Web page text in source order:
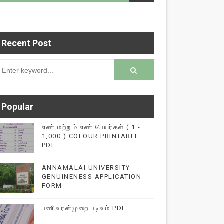
மின்னல் கல்விச் செய்தி
Recent Post
Popular
எண் மற்றும் எண் பெயர்கள் ( 1 -
1,000 ) COLOUR PRINTABLE
PDF
ANNAMALAI UNIVERSITY
GENUINENESS APPLICATION
FORM
பணிவரன்முறை படிவம் PDF